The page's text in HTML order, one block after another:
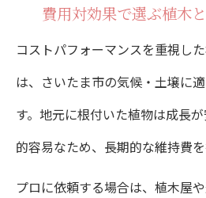
費用対効果で選ぶ植木
コストパフォーマンスを重視し
は、さいたま市の気候・土壌に
す。地元に根付いた植物は成長
的容易なため、長期的な維持費を
プロに依頼する場合は、植木屋